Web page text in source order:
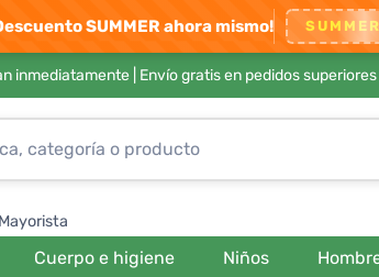
SUMMER ahora mismo! SUMMER
inmediatamente | Envío gratis en pedidos superiores
Mayorista
Cuerpo e higiene Niños